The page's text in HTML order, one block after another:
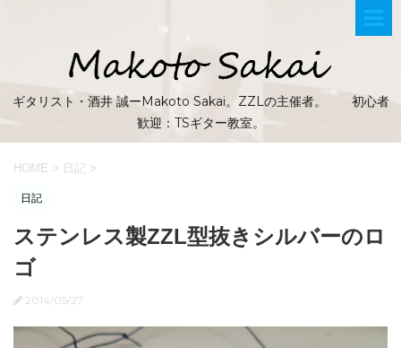
ギタリスト・酒井 誠ーMakoto Sakai。ZZLの主催者。 初心者
歓迎：TSギター教室。
HOME > 日記 >
日記
ステンレス製ZZL型抜きシルバーのロ
ゴ
2014/05/27